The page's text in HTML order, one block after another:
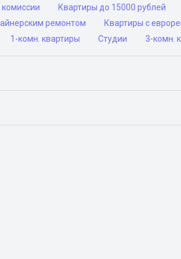
Квартиры до 15000 рублей
ремонтом
Квартиры с
1-комн. квартиры Студии 3-комн.